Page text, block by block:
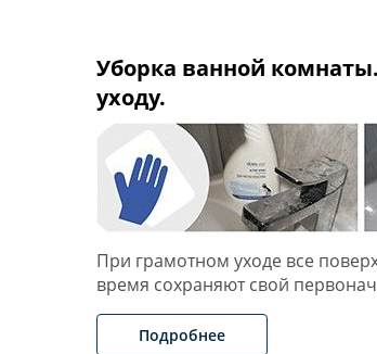
Уборка ванной
уходу.
При грамотном уходе все
время сохраняют свой
Подробнее